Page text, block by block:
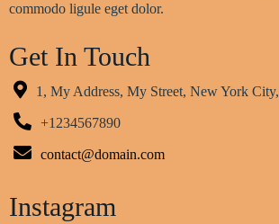
commodo ligule eget dolor.
Get In Touch
1, My Address, My Street, New York
+1234567890
contact@domain.com
Instagram